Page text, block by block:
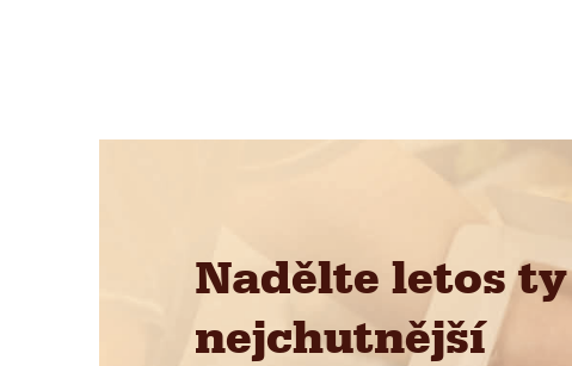
Nadělte letos ty
nejchutnější